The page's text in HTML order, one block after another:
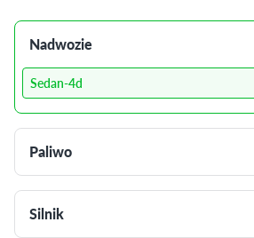
Nadwozie
Sedan-4d
Paliwo
Silnik